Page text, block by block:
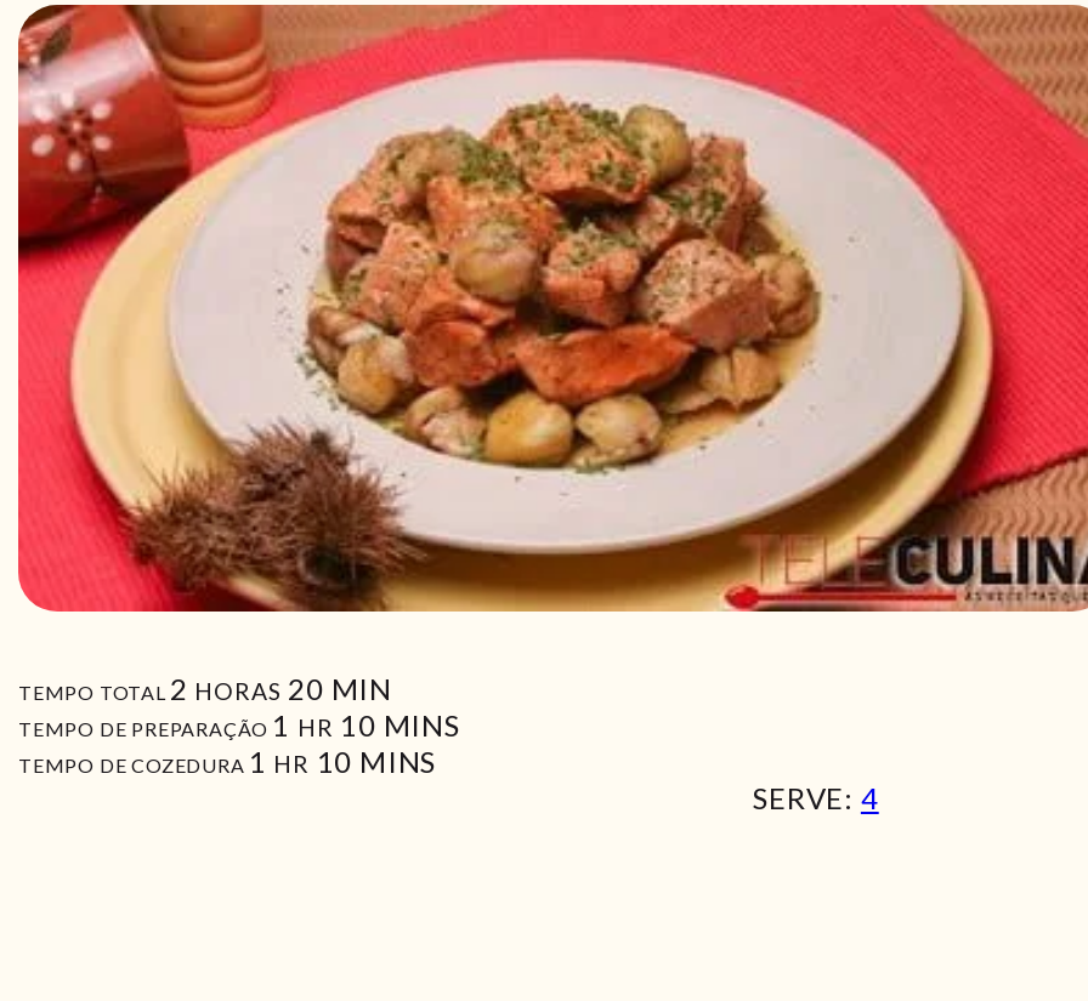
TEMPO TOTAL 2 HORAS
HORAS 20MIN
MIN
TEMPO DE PREPARAÇÃO 1 HORA
HR 10MIN
MINS
TEMPO DE COZEDURA 1 HORA
HR 10 MIN
MINS
SERVE: 4